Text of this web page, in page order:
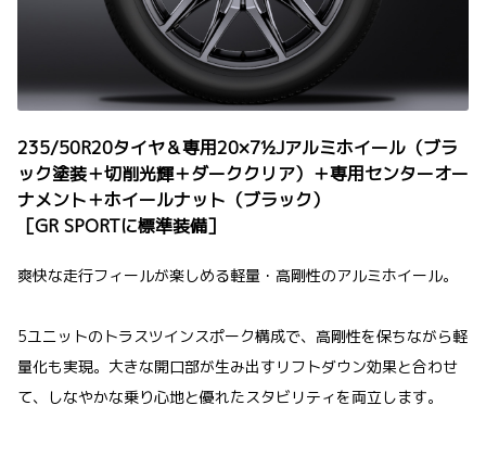
235/50R20タイヤ＆専用20×7½Jアルミホイール（ブラ
ック塗装＋切削光輝＋ダーククリア）＋専用センターオー
ナメント＋ホイールナット（ブラック）
［GR SPORTに標準装備］
爽快な走行フィールが楽しめる軽量・高剛性のアルミホイール。
5ユニットのトラスツインスポーク構成で、高剛性を保ちながら軽
量化も実現。大きな開口部が生み出すリフトダウン効果と合わせ
て、しなやかな乗り心地と優れたスタビリティを両立します。